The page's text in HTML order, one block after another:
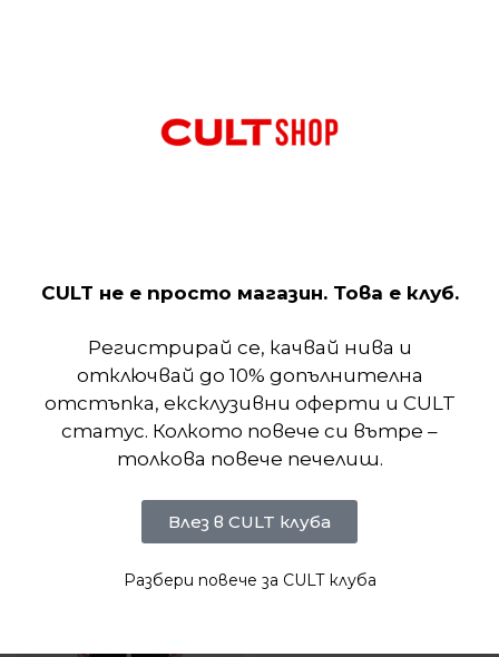
CULT не е просто магазин. Това е клуб.
Регистрирай се, качвай нива и
отключвай до 10% допълнителна
отстъпка, ексклузивни оферти и CULT
статус. Колкото повече си вътре –
толкова повече печелиш.
Влез в CULT клуба
Разбери повече за CULT клуба